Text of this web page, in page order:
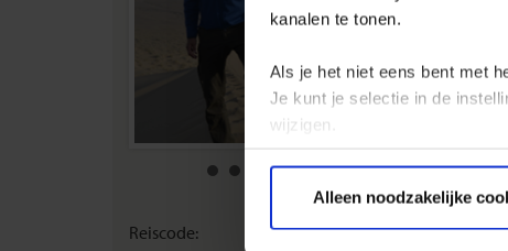
kanalen te tonen.
Als je het niet eens bent met
Je kunt je selectie in de
wijzigen.
Alleen noodzakelijke
Reiscode:
SKZ
Visum
te